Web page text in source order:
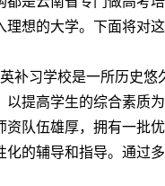
想的大学。下面将对
习学校是一所历史悠
提高学生的综合素质
队伍雄厚，拥有一批
的辅导和指导。通过